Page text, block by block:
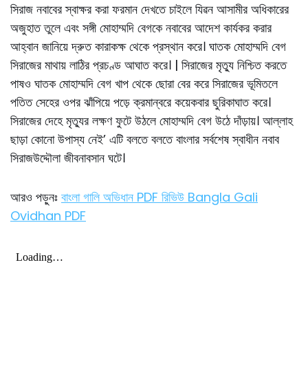
সিরাজ নবাবের স্বাক্ষর করা ফরমান দেখতে চাইলে যিৱন আসামীর অধিকারের
অজুহাত তুলে এবং সঙ্গী মোহাম্মদি বেগকে নবাবের আদেশ কার্যকর করার
আহ্বান জানিয়ে দ্রুত কারাকক্ষ থেকে প্রস্থান করে। ঘাতক মোহাম্মদি বেগ
সিরাজের মাথায় লাঠির প্রচণ্ড আঘাত করে। | সিরাজের মৃত্যু নিশ্চিত করতে
পাষও ঘাতক মোহাম্মদি বেগ খাপ থেকে ছোরা বের করে সিরাজের ভূমিতলে
পতিত সেহের ওপর ঝাঁপিয়ে পড়ে ক্রমান্বরে কয়েকবার ছুরিকাঘাত করে।
সিরাজের দেহে মৃত্যুর লক্ষণ ফুটে উঠলে মোহাম্মদি বেগ উঠে দাঁড়ায়। আল্লাহ
ছাড়া কোনো উপাস্য নেই’ এটি বলতে বলতে বাংলার সর্বশেষ স্বাধীন নবাব
সিরাজউদ্দৌলা জীবনাবসান ঘটে।
আরও পড়ুনঃ বাংলা গালি অভিধান PDF রিভিউ Bangla Gali
Ovidhan PDF